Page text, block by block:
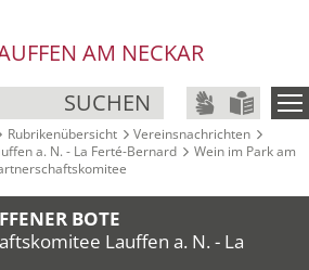
AM NECKAR
SUCHEN
Rubrikenübersicht
Vereinsnachrichten
a. N. - La Ferté-Bernard
Wein im Park am
BOTE
Lauffen a. N. - La